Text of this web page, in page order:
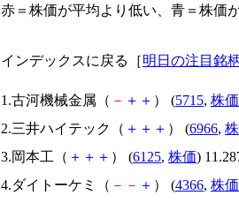
赤＝株価が平均より低い、青＝株価
インデックスに戻る［明日の注目銘
1.古河機械金属（ － ＋ ＋ ） (5715, 株価
2.三井ハイテック（ ＋ ＋ ＋ ） (6966,
3.岡本工（ ＋ ＋ ＋ ） (6125, 株価)
4.ダイトーケミ（ － － ＋ ） (4366, 株価